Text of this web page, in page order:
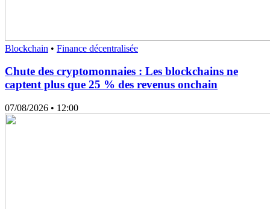
Blockchain • Finance décentralisée
Chute des cryptomonnaies : Les blockchains ne
captent plus que 25 % des revenus onchain
07/08/2026 • 12:00